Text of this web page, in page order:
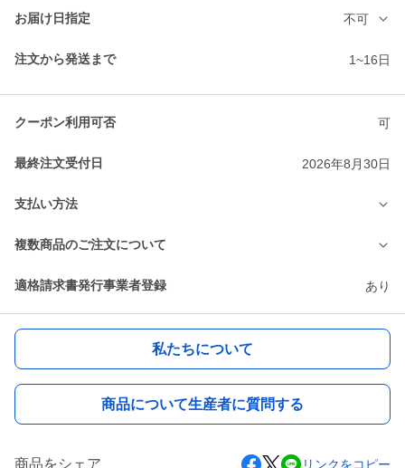
お届け日指定 不可
注文から発送まで 1~16日
クーポン利用可否 可
最終注文受付日 2026年8月30日
支払い方法
複数商品のご注文について
適格請求書発行事業者登録 あり
私たちについて
商品について生産者に質問する
商品をシェア リンクをコピー